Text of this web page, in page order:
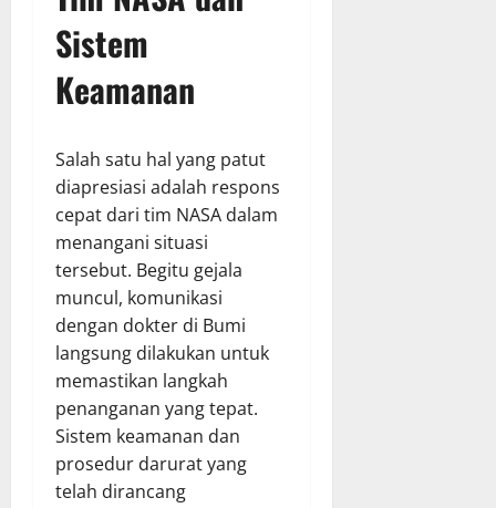
Sistem
Keamanan
Salah satu hal yang patut
diapresiasi adalah respons
cepat dari tim NASA dalam
menangani situasi
tersebut. Begitu gejala
muncul, komunikasi
dengan dokter di Bumi
langsung dilakukan untuk
memastikan langkah
penanganan yang tepat.
Sistem keamanan dan
prosedur darurat yang
telah dirancang